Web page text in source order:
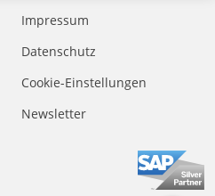
Impressum
Datenschutz
Cookie-Einstellungen
Newsletter